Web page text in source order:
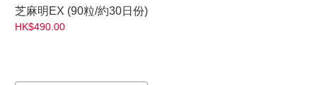
芝麻明EX (90粒/約30日份)
HK$490.00